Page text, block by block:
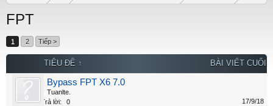
FPT
1 2 Tiếp >
TIÊU ĐỀ ↑ BÀI VIẾT CUỐI
Bypass FPT X6 7.0
Tuanlte.
Trả lời:
0 17/9/18